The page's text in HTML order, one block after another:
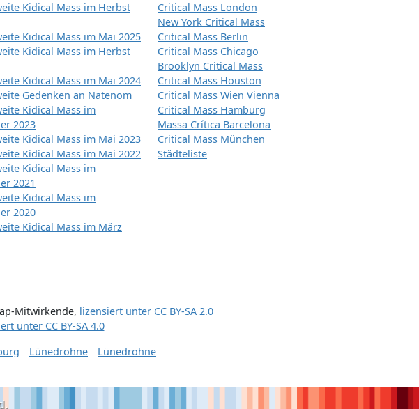
Kidical Mass im Herbst
Kidical Mass im Mai 2025
Kidical Mass im Herbst
Kidical Mass im Mai 2024
Gedenken an Natenom
Kidical Mass im
2023
Kidical Mass im Mai 2023
Kidical Mass im Mai 2022
Kidical Mass im
2021
Kidical Mass im
2020
Kidical Mass im März
Critical Mass London
New York Critical Mass
Critical Mass Berlin
Critical Mass Chicago
Brooklyn Critical Mass
Critical Mass Houston
Critical Mass Wien Vienna
Critical Mass Hamburg
Massa Crítica Barcelona
Critical Mass München
Städteliste
Mitwirkende, lizensiert unter CC BY-SA 2.0
unter CC BY-SA 4.0
Lünedrohne Lünedrohne